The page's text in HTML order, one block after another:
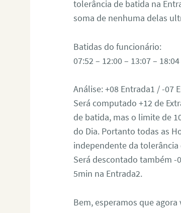
tolerância de batida na
soma de nenhuma delas
Batidas do funcionário:
07:52 – 12:00 – 13:07 – 18:04
Análise: +08 Entrada1 / -07
Será computado +12 de
de batida, mas o limite de
do Dia. Portanto todas as
independente da
Será descontado também
5min na Entrada2.
Bem, esperamos que